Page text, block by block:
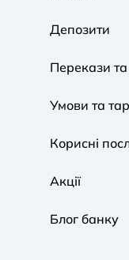
Депозити
Перекази
Умови та
Корисні
Акції
Блог банку